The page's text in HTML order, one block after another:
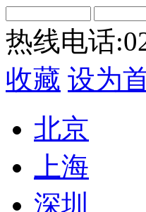
热线电话
收藏 设为
北京
上海
深圳